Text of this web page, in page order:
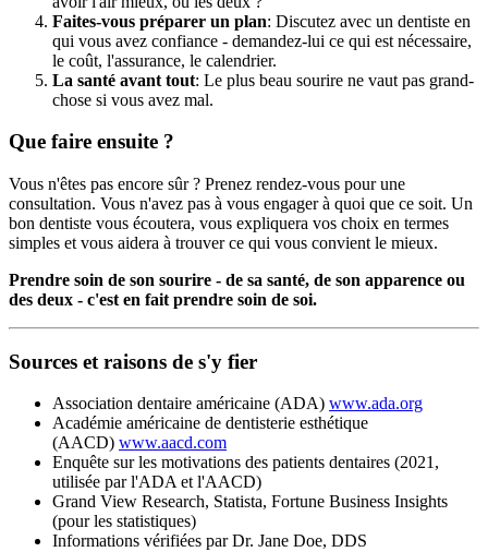
Faites-vous préparer un plan: Discutez avec un dentiste en
qui vous avez confiance - demandez-lui ce qui est nécessaire,
le coût, l'assurance, le calendrier.
La santé avant tout: Le plus beau sourire ne vaut pas grand-
chose si vous avez mal.
Que faire ensuite ?
Vous n'êtes pas encore sûr ? Prenez rendez-vous pour une
consultation. Vous n'avez pas à vous engager à quoi que ce soit. Un
bon dentiste vous écoutera, vous expliquera vos choix en termes
simples et vous aidera à trouver ce qui vous convient le mieux.
Prendre soin de son sourire - de sa santé, de son apparence ou
des deux - c'est en fait prendre soin de soi.
Sources et raisons de s'y fier
Association dentaire américaine (ADA) www.ada.org
Académie américaine de dentisterie esthétique
(AACD) www.aacd.com
Enquête sur les motivations des patients dentaires (2021,
utilisée par l'ADA et l'AACD)
Grand View Research, Statista, Fortune Business Insights
(pour les statistiques)
Informations vérifiées par Dr. Jane Doe, DDS